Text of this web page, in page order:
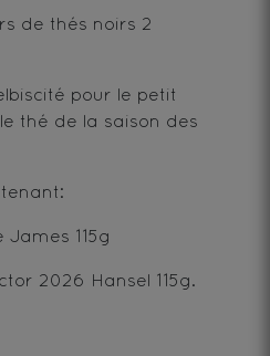
de thés noirs 2
pour le petit
thé de la saison des
115g
2026 Hansel 115g.